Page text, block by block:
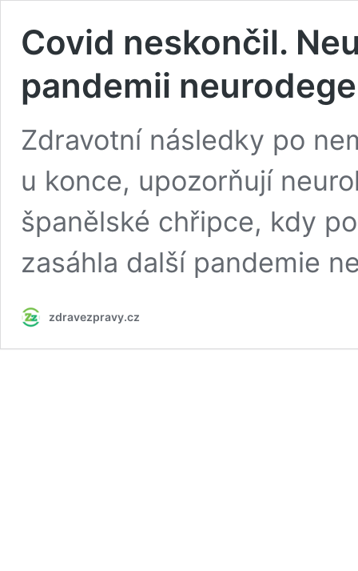
Covid neskončil.
pandemii
Zdravotní následky po
u konce, upozorňují
španělské chřipce, kdy
zasáhla další pandemie
zdravezpravy.cz